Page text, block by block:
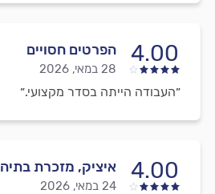
4.00 הפרטים חסויים
28 במאי, 2026
״העבודה הייתה בסדר מקצועי.״
4.00 איציק, מזכרת בתיה
24 במאי, 2026